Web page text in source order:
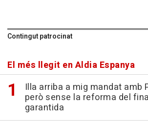
Contingut patrocinat
El més llegit en Aldia Espanya
Illa arriba a mig mandat amb
però sense la reforma del
garantida